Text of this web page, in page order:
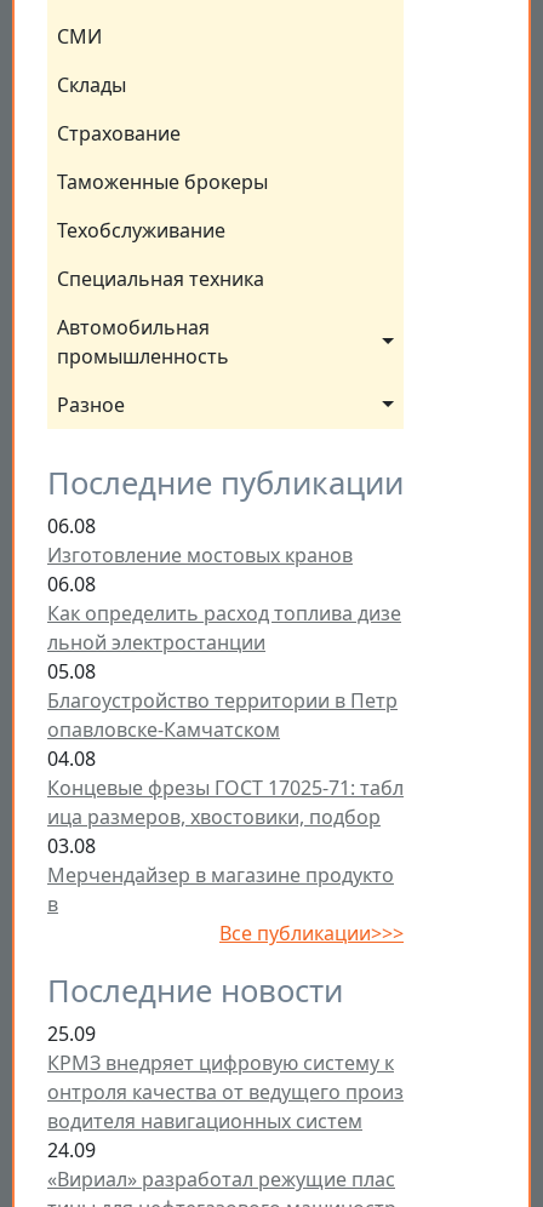
СМИ
Склады
Страхование
Таможенные брокеры
Техобслуживание
Специальная техника
Автомобильная
промышленность
Разное
Последние публикации
06.08
Изготовление мостовых кранов
06.08
Как определить расход топлива дизе
льной электростанции
05.08
Благоустройство территории в Петр
опавловске-Камчатском
04.08
Концевые фрезы ГОСТ 17025-71: табл
ица размеров, хвостовики, подбор
03.08
Мерчендайзер в магазине продукто
в
Все публикации>>>
Последние новости
25.09
КРМЗ внедряет цифровую систему к
онтроля качества от ведущего произ
водителя навигационных систем
24.09
«Вириал» разработал режущие плас